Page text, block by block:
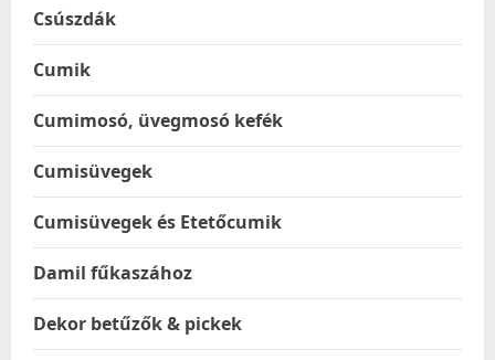
Csúszdák
Cumik
Cumimosó, üvegmosó kefék
Cumisüvegek
Cumisüvegek és Etetőcumik
Damil fűkaszához
Dekor betűzők & pickek